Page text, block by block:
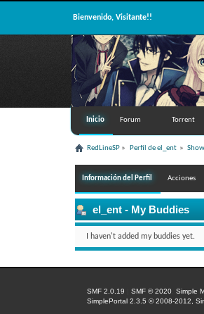
Bienvenido, Visitante!!
Inicio Forum Torrent
RedLineSP » Perfil de el_ent »
Información del Perfil Acciones
el_ent- My Buddies
I haven't added my buddies yet.
SMF 2.0.19 |SMF © 2020 ,Simple
SimplePortal 2.3.5 © 2008-2012,